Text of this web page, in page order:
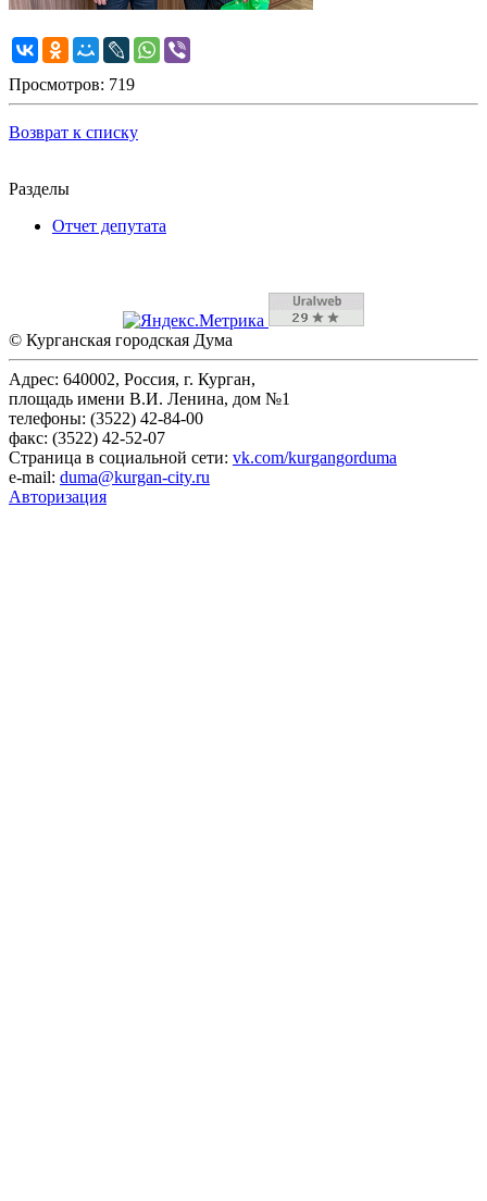
Просмотров: 719
Возврат к списку
Разделы
Отчет депутата
© Курганская городская Дума
Адрес: 640002, Россия, г. Курган,
площадь имени В.И. Ленина, дом №1
телефоны: (3522) 42-84-00
факс: (3522) 42-52-07
Страница в социальной сети: vk.com/kurgangorduma
e-mail: duma@kurgan-city.ru
Авторизация